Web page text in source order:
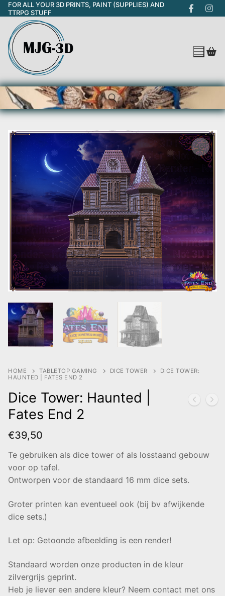
Skip
to
content
FOR ALL YOUR 3D PRINTS, PAINT (SUPPLIES) AND
TTRPG STUFF
Search for:
HOME TABLETOP GAMING DICE TOWER
DICE TOWER:
HAUNTED | FATES END 2
Dice Tower: Haunted |
Fates End 2
€39,50
Te gebruiken als dice tower of als losstaand gebouw
voor op tafel.
Ontworpen voor de standaard 16 mm dice sets.
Groter printen kan eventueel ook (bij bv afwijkende
dice sets.)
Let op: Getoonde afbeelding is een render!
Standaard worden onze producten in de kleur
zilvergrijs geprint.
Heb je liever een andere kleur? Neem contact met ons